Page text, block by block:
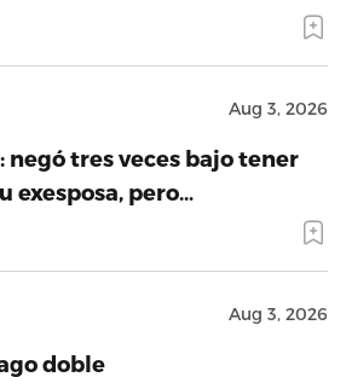
Aug 3, 2026
negó tres veces bajo tener
exesposa, pero…
Aug 3, 2026
doble